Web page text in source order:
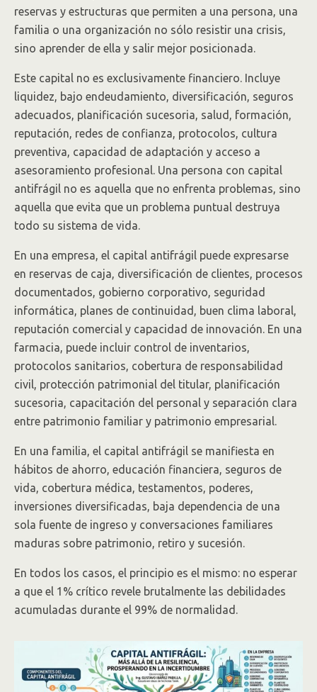
reservas y estructuras que permiten a una persona, una
familia o una organización no sólo resistir una crisis,
sino aprender de ella y salir mejor posicionada.
Este capital no es exclusivamente financiero. Incluye
liquidez, bajo endeudamiento, diversificación, seguros
adecuados, planificación sucesoria, salud, formación,
reputación, redes de confianza, protocolos, cultura
preventiva, capacidad de adaptación y acceso a
asesoramiento profesional. Una persona con capital
antifrágil no es aquella que no enfrenta problemas, sino
aquella que evita que un problema puntual destruya
todo su sistema de vida.
En una empresa, el capital antifrágil puede expresarse
en reservas de caja, diversificación de clientes, procesos
documentados, gobierno corporativo, seguridad
informática, planes de continuidad, buen clima laboral,
reputación comercial y capacidad de innovación. En una
farmacia, puede incluir control de inventarios,
protocolos sanitarios, cobertura de responsabilidad
civil, protección patrimonial del titular, planificación
sucesoria, capacitación del personal y separación clara
entre patrimonio familiar y patrimonio empresarial.
En una familia, el capital antifrágil se manifiesta en
hábitos de ahorro, educación financiera, seguros de
vida, cobertura médica, testamentos, poderes,
inversiones diversificadas, baja dependencia de una
sola fuente de ingreso y conversaciones familiares
maduras sobre patrimonio, retiro y sucesión.
En todos los casos, el principio es el mismo: no esperar
a que el 1% crítico revele brutalmente las debilidades
acumuladas durante el 99% de normalidad.